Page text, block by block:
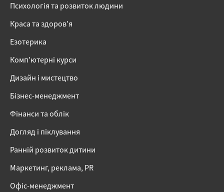
Психологія та розвиток людини
Краса та здоров’я
Езотерика
Комп’ютерні курси
Дизайн і мистецтво
Бізнес-менеджмент
Фінанси та облік
Догляд і піклування
Ранній розвиток дитини
Маркетинг, реклама, PR
Офіс-менеджмент